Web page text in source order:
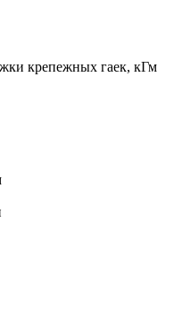
крепежных гаек, кГм